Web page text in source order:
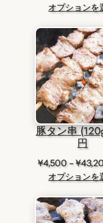
オプションを
豚タン串
円
¥4,500 –¥
オプションを